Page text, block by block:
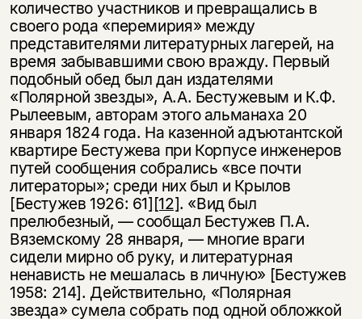
количество участников и превращались в
своего рода «перемирия» между
представителями литературных лагерей, на
время забывавшими свою вражду. Первый
подобный обед был дан издателями
«Полярной звезды», А.А. Бестужевым и К.Ф.
Рылеевым, авторам этого альманаха 20
января 1824 года. На казенной адъютантской
квартире Бестужева при Корпусе инженеров
путей сообщения собрались «все почти
литераторы»; среди них был и Крылов
[Бестужев 1926: 61][12]. «Вид был
прелюбезный, — сообщал Бестужев П.А.
Вяземскому 28 января, — многие враги
сидели мирно об руку, и литературная
ненависть не мешалась в личную» [Бестужев
1958: 214]. Действительно, «Полярная
звезда» сумела собрать под одной обложкой